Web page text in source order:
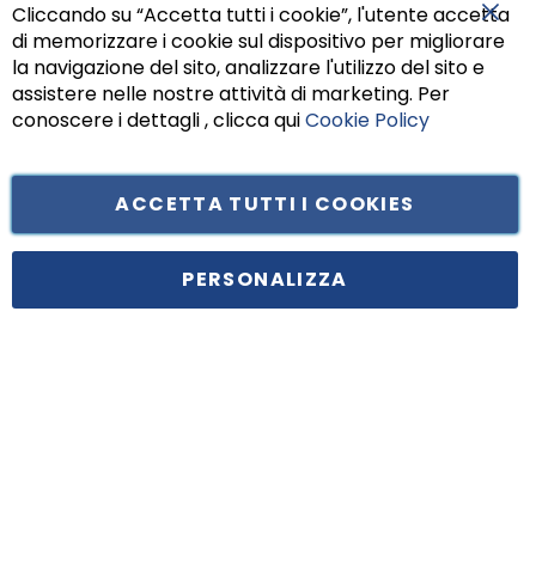
Principe di Piemonte 199, cap. 80026 Casoria (NA) - C.F. 05834470634 -
Cliccando su “Accetta tutti i cookie”, l'utente accetta
di memorizzare i cookie sul dispositivo per migliorare
la navigazione del sito, analizzare l'utilizzo del sito e
assistere nelle nostre attività di marketing. Per
conoscere i dettagli , clicca quiCookie Policy
ACCETTA TUTTI I COOKIES
PERSONALIZZA